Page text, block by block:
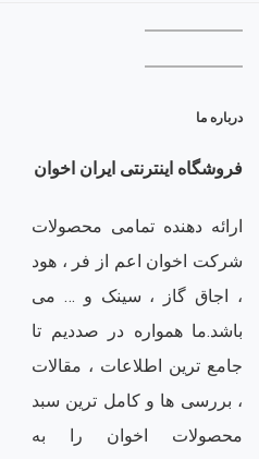
درباره ما
فروشگاه اینترنتی ایران اخوان
ارائه دهنده تمامی محصولات
شرکت اخوان اعم از فر ، هود
، اجاق گاز ، سینک و … می
باشد.ما همواره در صددیم تا
جامع ترین اطلاعات ، مقالات
، بررسی ها و کامل ترین سبد
محصولات اخوان را به